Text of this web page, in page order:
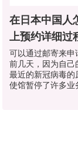
在日本中国人
上预约详细过
可以通过邮寄来申
前几天，因为自己的
最近的新冠病毒
使馆暂停了许多业